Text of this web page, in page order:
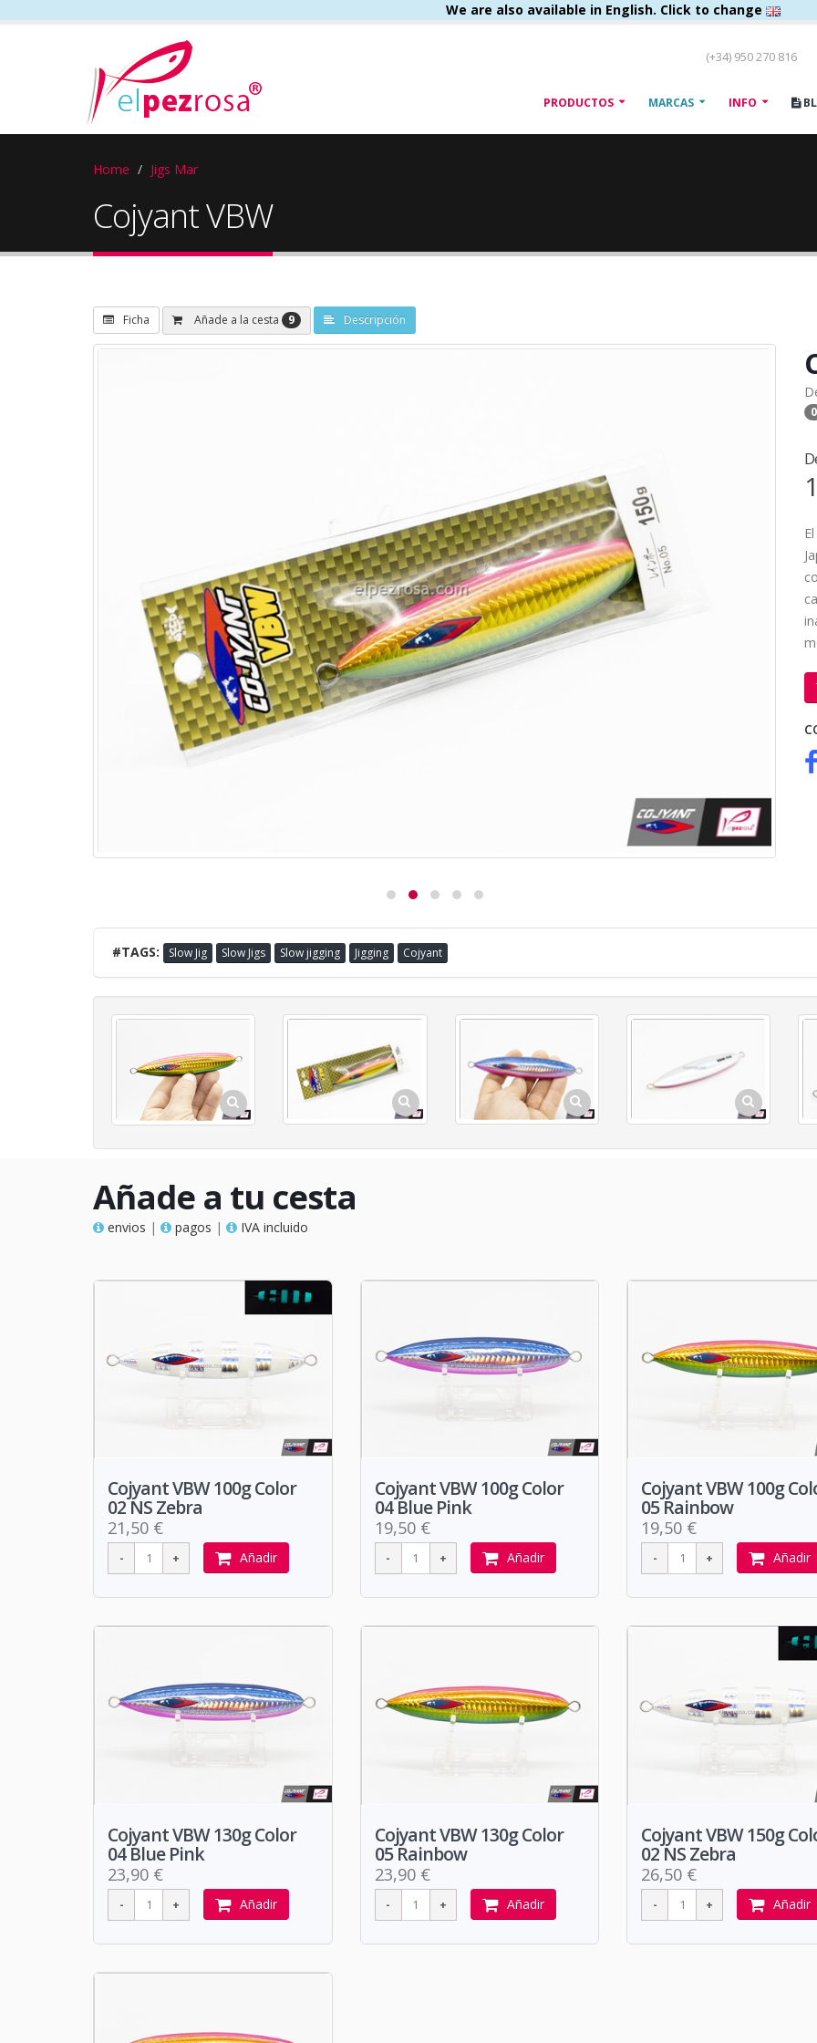
We are also available in English. Click to change
(+34) 950 270 816
PRODUCTOS MARCAS INFO
Home Jigs Mar
Cojyant VBW
Ficha Añade a la cesta 9 Descripción
0
#TAGS: Slow Jig Slow Jigs Slow jigging Jigging Cojyant
Añade a tu cesta
envios | pagos | IVA incluido
Cojyant VBW 100g Color
02 NS Zebra
21,50 €
Añadir
Cojyant VBW 100g Color
04 Blue Pink
19,50 €
Añadir
Cojyant VBW 100g
05 Rainbow
19,50 €
Añadir
Cojyant VBW 130g Color
04 Blue Pink
23,90 €
Añadir
Cojyant VBW 130g Color
05 Rainbow
23,90 €
Añadir
Cojyant VBW 150g
02 NS Zebra
26,50 €
Añadir